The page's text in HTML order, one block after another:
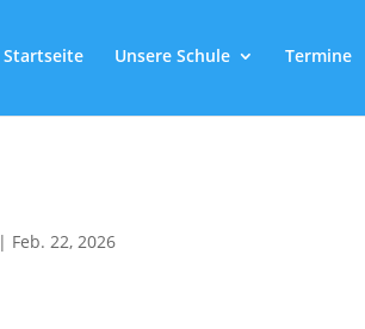
Startseite Unsere Schule Termine
| Feb. 22, 2026